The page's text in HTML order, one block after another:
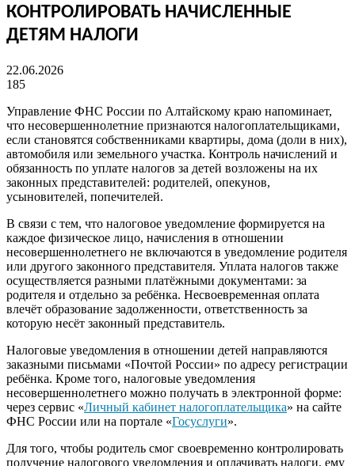
КОНТРОЛИРОВАТЬ НАЧИСЛЕННЫЕ
ДЕТЯМ НАЛОГИ
22.06.2026
185
Управление ФНС России по Алтайскому краю напоминает,
что несовершеннолетние признаются налогоплательщиками,
если становятся собственниками квартиры, дома (доли в них),
автомобиля или земельного участка. Контроль начислений и
обязанность по уплате налогов за детей возложены на их
законных представителей: родителей, опекунов,
усыновителей, попечителей.
В связи с тем, что налоговое уведомление формируется на
каждое физическое лицо, начисления в отношении
несовершеннолетнего не включаются в уведомление родителя
или другого законного представителя. Уплата налогов также
осуществляется разными платёжными документами: за
родителя и отдельно за ребёнка. Несвоевременная оплата
влечёт образование задолженности, ответственность за
которую несёт законный представитель.
Налоговые уведомления в отношении детей направляются
заказными письмами «Почтой России» по адресу регистрации
ребёнка. Кроме того, налоговые уведомления
несовершеннолетнего можно получать в электронной форме:
через сервис «Личный кабинет налогоплательщика» на сайте
ФНС России или на портале «Госуслуги».
Для того, чтобы родитель смог своевременно контролировать
получение налогового уведомления и оплачивать налоги, ему